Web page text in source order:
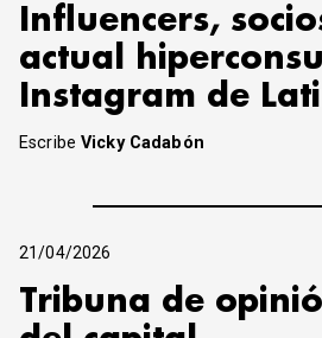
Influencers,
actual
Instagram de
EscribeVicky Cadabón
21/04/2026
Tribuna de